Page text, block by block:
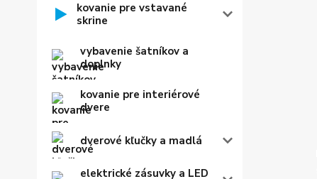
kovanie pre vstavané
skrine
vybavenie šatníkov a
doplnky
kovanie pre interiérové
dvere
dverové kľučky a madlá
elektrické zásuvky a LED